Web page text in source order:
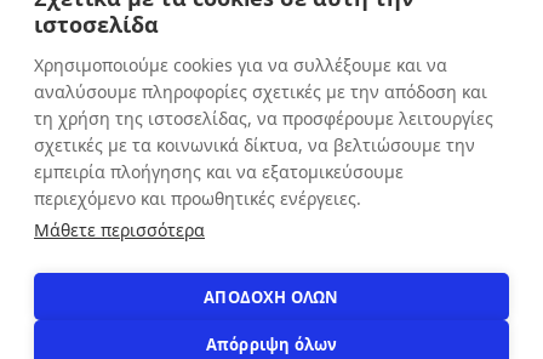
Σάββατο: 9:00 - 16:00
Κυριακή: ΚΛΕΙΣΤΑ
ΕΠΙΚΟΙΝΩΝΙΑ
ιστοσελίδα
Χρησιμοποιούμε cookies για να συλλέξουμε και να
αναλύσουμε πληροφορίες σχετικές με την απόδοση και
τη χρήση της ιστοσελίδας, να προσφέρουμε λειτουργίες
σχετικές με τα κοινωνικά δίκτυα, να βελτιώσουμε την
εμπειρία πλοήγησης και να εξατομικεύσουμε
περιεχόμενο και προωθητικές ενέργειες.
Μάθετε περισσότερα
ΑΠΟΔΟΧΗ ΟΛΩΝ
Απόρριψη όλων